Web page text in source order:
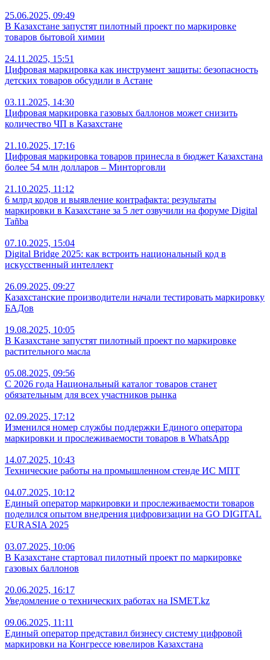
25.06.2025, 09:49
В Казахстане запустят пилотный проект по маркировке
товаров бытовой химии
24.11.2025, 15:51
Цифровая маркировка как инструмент защиты: безопасность
детских товаров обсудили в Астане
03.11.2025, 14:30
Цифровая маркировка газовых баллонов может снизить
количество ЧП в Казахстане
21.10.2025, 17:16
Цифровая маркировка товаров принесла в бюджет Казахстана
более 54 млн долларов – Минторговли
21.10.2025, 11:12
6 млрд кодов и выявление контрафакта: результаты
маркировки в Казахстане за 5 лет озвучили на форуме Digital
Tañba
07.10.2025, 15:04
Digital Bridge 2025: как встроить национальный код в
искусственный интеллект
26.09.2025, 09:27
Казахстанские производители начали тестировать маркировку
БАДов
19.08.2025, 10:05
В Казахстане запустят пилотный проект по маркировке
растительного масла
05.08.2025, 09:56
С 2026 года Национальный каталог товаров станет
обязательным для всех участников рынка
02.09.2025, 17:12
Изменился номер службы поддержки Единого оператора
маркировки и прослеживаемости товаров в WhatsApp
14.07.2025, 10:43
Технические работы на промышленном стенде ИС МПТ
04.07.2025, 10:12
Единый оператор маркировки и прослеживаемости товаров
поделился опытом внедрения цифровизации на GO DIGITAL
EURASIA 2025
03.07.2025, 10:06
В Казахстане стартовал пилотный проект по маркировке
газовых баллонов
20.06.2025, 16:17
Уведомление о технических работах на ISMET.kz
09.06.2025, 11:11
Единый оператор представил бизнесу систему цифровой
маркировки на Конгрессе ювелиров Казахстана